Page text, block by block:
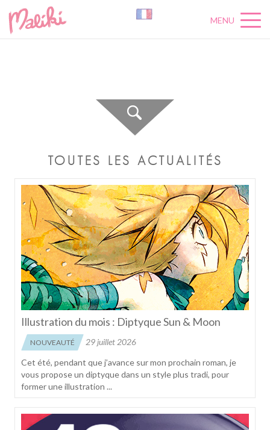
MENU
TOUTES LES ACTUALITÉS
Illustration du mois : Diptyque Sun & Moon
NOUVEAUTÉ
29 juillet 2026
Cet été, pendant que j’avance sur mon prochain roman, je
vous propose un diptyque dans un style plus tradi, pour
former une illustration ...